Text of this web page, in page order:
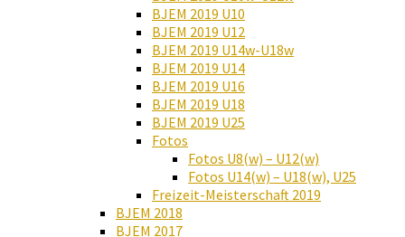
BJEM 2019 U10
BJEM 2019 U12
BJEM 2019 U14w-U18w
BJEM 2019 U14
BJEM 2019 U16
BJEM 2019 U18
BJEM 2019 U25
Fotos
Fotos U8(w) – U12(w)
Fotos U14(w) – U18(w), U25
Freizeit-Meisterschaft 2019
BJEM 2018
BJEM 2017